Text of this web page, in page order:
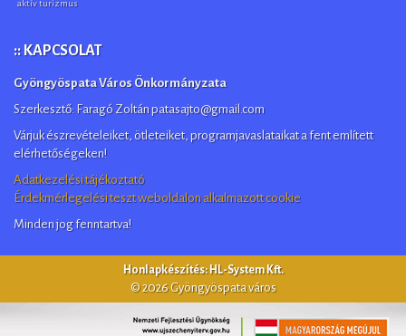
aktív turizmus
:: KAPCSOLAT
Gyöngyöspata Város Önkormányzata
Szerkesztő: Faragó Zoltán patasajto@gmail.com
Várjuk észrevételeiket, ötleteiket, programjavaslataikat a fent említett
elérhetőségeken!
Adatkezelési tájékoztató
Érdekmérlegelési teszt weboldalon alkalmazott cookie
Minden jog fenntartva!
Honlapkészítés: HL-System Kft.
© 2026 Gyöngyöspata város